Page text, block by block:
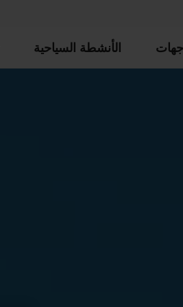
الأنشطة السياحية